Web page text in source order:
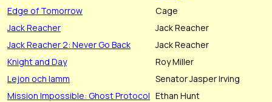
Edge of Tomorrow
Cage
Jack Reacher
Jack Reacher
Jack Reacher 2: Never Go Back
Jack Reacher
Knight and Day
Roy Miller
Lejon och lamm
Senator Jasper Irving
Mission Impossible: Ghost Protocol Ethan Hunt